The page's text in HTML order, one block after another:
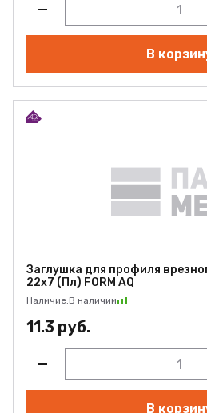
В
Заглушка для профиля
22х7 (Пл) FORM AQ
Наличие:В наличии
11.3 руб.
В